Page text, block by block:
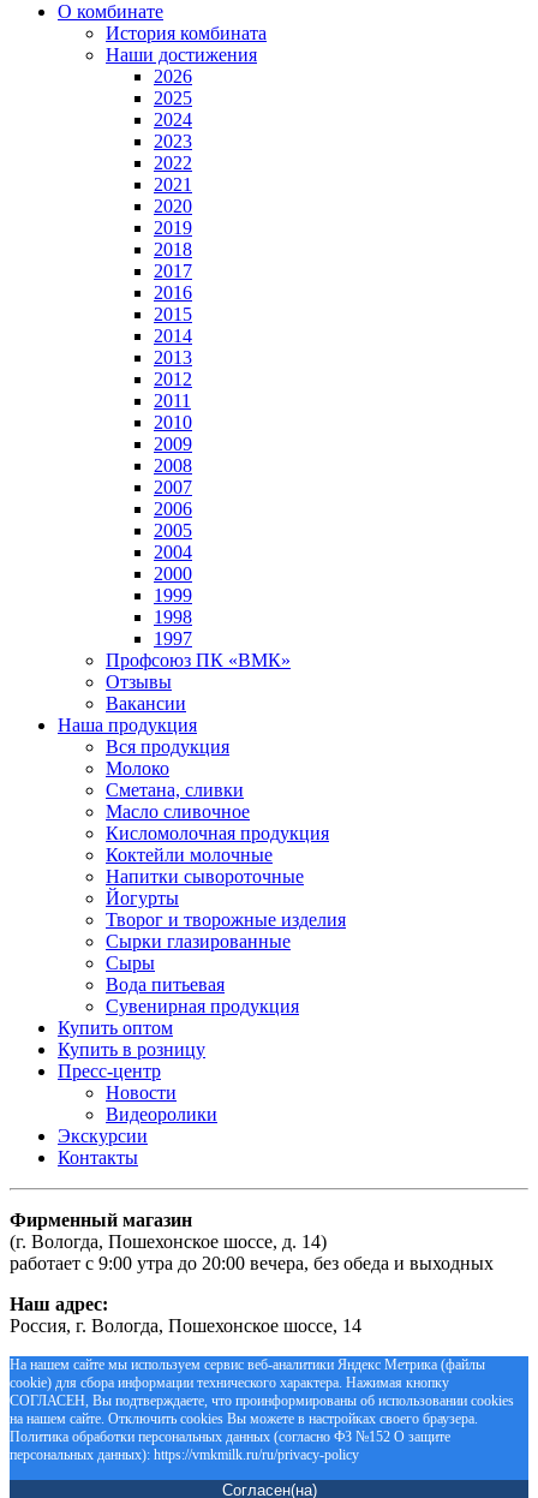
О комбинате
История комбината
Наши достижения
2026
2025
2024
2023
2022
2021
2020
2019
2018
2017
2016
2015
2014
2013
2012
2011
2010
2009
2008
2007
2006
2005
2004
2000
1999
1998
1997
Профсоюз ПК «ВМК»
Отзывы
Вакансии
Наша продукция
Вся продукция
Молоко
Сметана, сливки
Масло сливочное
Кисломолочная продукция
Коктейли молочные
Напитки сывороточные
Йогурты
Творог и творожные изделия
Сырки глазированные
Сыры
Вода питьевая
Сувенирная продукция
Купить оптом
Купить в розницу
Пресс-центр
Новости
Видеоролики
Экскурсии
Контакты
Фирменный магазин
(г. Вологда, Пошехонское шоссе, д. 14)
работает с 9:00 утра до 20:00 вечера, без обеда и выходных
Наш адрес:
Россия, г. Вологда, Пошехонское шоссе, 14
На нашем сайте мы используем сервис веб-аналитики Яндекс Метрика (файлы
cookie) для сбора информации технического характера. Нажимая кнопку
СОГЛАСЕН, Вы подтверждаете, что проинформированы об использовании cookies
на нашем сайте. Отключить cookies Вы можете в настройках своего браузера.
Политика обработки персональных данных (согласно ФЗ №152 О защите
персональных данных): https://vmkmilk.ru/ru/privacy-policy
Согласен(на)